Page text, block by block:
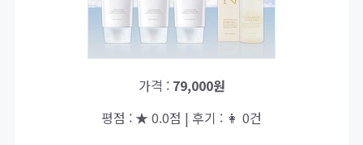
가격 : 79,000원
평점 : ★ 0.0점 | 후기 : 👩 0건